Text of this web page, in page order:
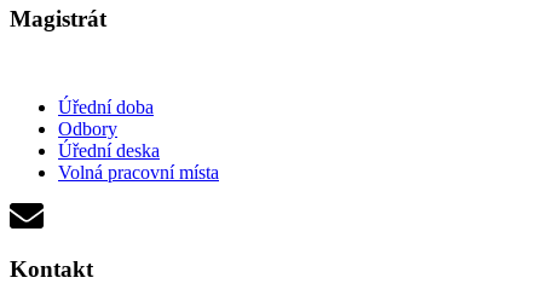
Magistrát
Úřední doba
Odbory
Úřední deska
Volná pracovní místa
Kontakt